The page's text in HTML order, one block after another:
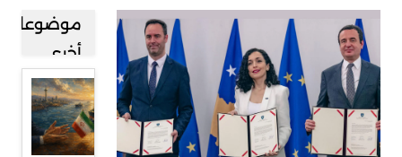
موضوعات
أخرى
مضيق
هرمز بين
طهران